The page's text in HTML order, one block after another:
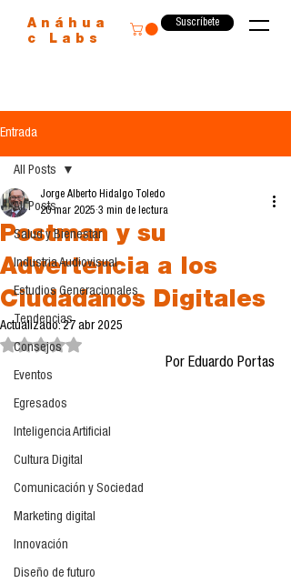
Anáhua
c Labs
Suscríbete
Entrada
All Posts
Salud y Bienestar
Industria Audiovisual
Estudios Generacionales
Tendencias
Consejos
Eventos
Egresados
Inteligencia Artificial
Cultura Digital
Comunicación y Sociedad
Marketing digital
Innovación
Diseño de futuro
All Posts
Postman y su
Advertencia a los
Ciudadanos Digitales
Jorge Alberto Hidalgo Toledo
20 mar 2025 3 min de lectura
Actualizado:27 abr 2025
Obtuvo NaN de 5 estrellas.
Por Eduardo Portas